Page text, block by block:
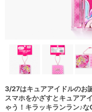
3/27はキュアアイドルのお
スマホをかざすとキュアア
ゃう！キラッキランラン♪